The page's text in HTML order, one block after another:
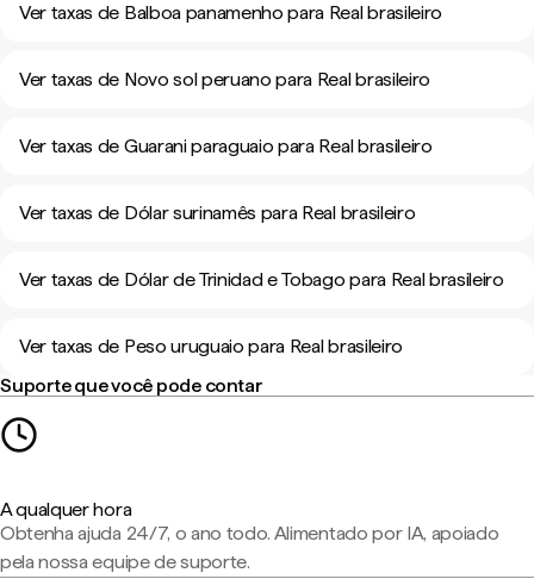
Ver taxas de Balboa panamenho para Real brasileiro
Ver taxas de Novo sol peruano para Real brasileiro
Ver taxas de Guarani paraguaio para Real brasileiro
Ver taxas de Dólar surinamês para Real brasileiro
Ver taxas de Dólar de Trinidad e Tobago para Real brasileiro
Ver taxas de Peso uruguaio para Real brasileiro
Suporte que você pode contar
A qualquer hora
Obtenha ajuda 24/7, o ano todo. Alimentado por IA, apoiado
pela nossa equipe de suporte.